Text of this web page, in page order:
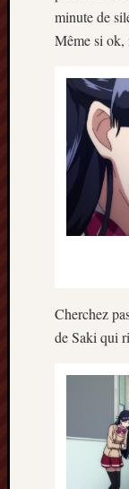
minute de
Même si ok,
Cherchez
de Saki qui